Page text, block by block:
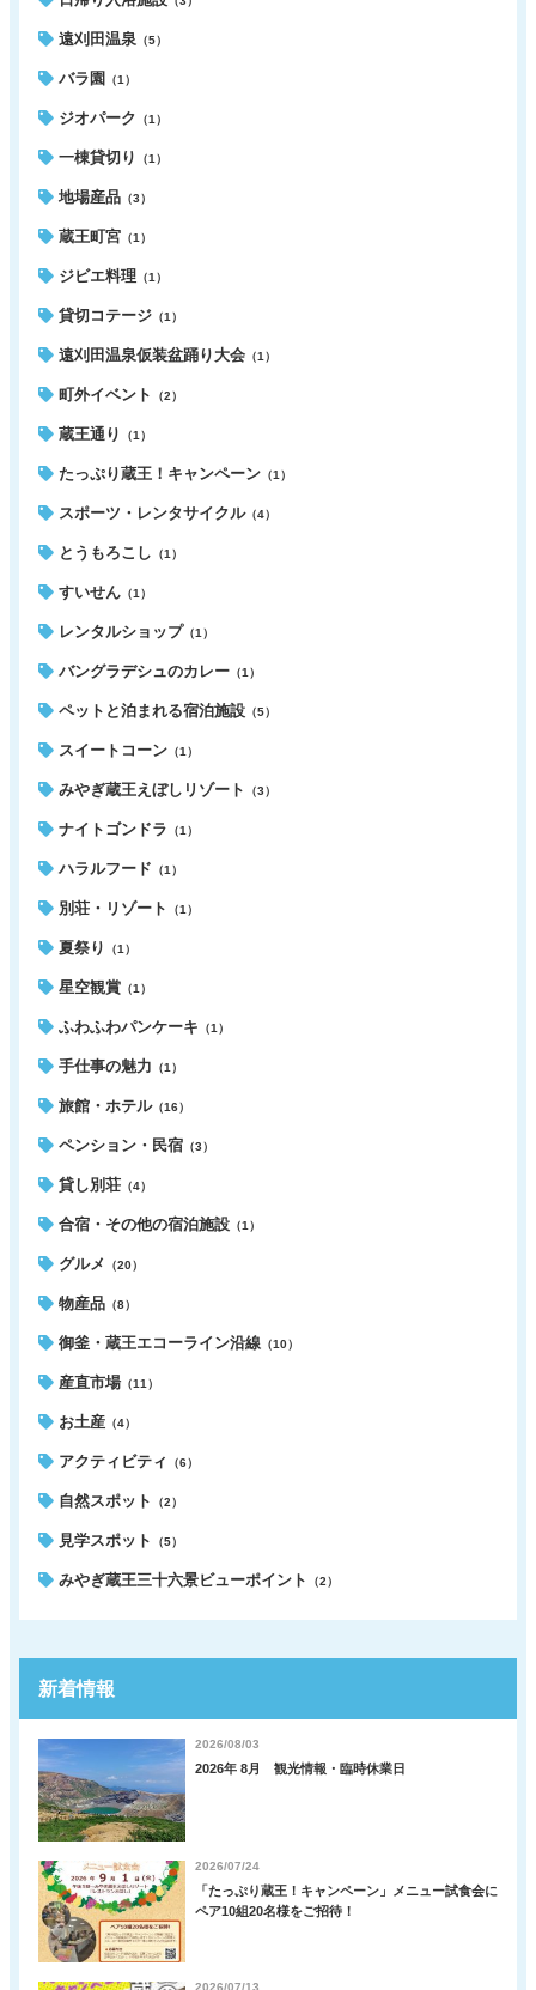
遠刈田温泉 （5）
バラ園 （1）
ジオパーク （1）
一棟貸切り （1）
地場産品 （3）
蔵王町宮 （1）
ジビエ料理 （1）
貸切コテージ （1）
遠刈田温泉仮装盆踊り大会 （1）
町外イベント （2）
蔵王通り （1）
たっぷり蔵王！キャンペーン （1）
スポーツ・レンタサイクル（4）
とうもろこし （1）
すいせん （1）
レンタルショップ （1）
バングラデシュのカレー （1）
ペットと泊まれる宿泊施設 （5）
スイートコーン （1）
みやぎ蔵王えぼしリゾート （3）
ナイトゴンドラ （1）
ハラルフード （1）
別荘・リゾート （1）
夏祭り （1）
星空観賞 （1）
ふわふわパンケーキ （1）
手仕事の魅力 （1）
旅館・ホテル（16）
ペンション・民宿 （3）
貸し別荘 （4）
合宿・その他の宿泊施設 （1）
グルメ （20）
物産品 （8）
御釜・蔵王エコーライン沿線 （10）
産直市場（11）
お土産 （4）
アクティビティ （6）
自然スポット （2）
見学スポット （5）
みやぎ蔵王三十六景ビューポイント （2）
新着情報
2026/08/03
2026年 8月 観光情報・臨時休業日
2026/07/24
「たっぷり蔵王！キャンペーン」メニュー試食会に
ペア10組20名様をご招待！